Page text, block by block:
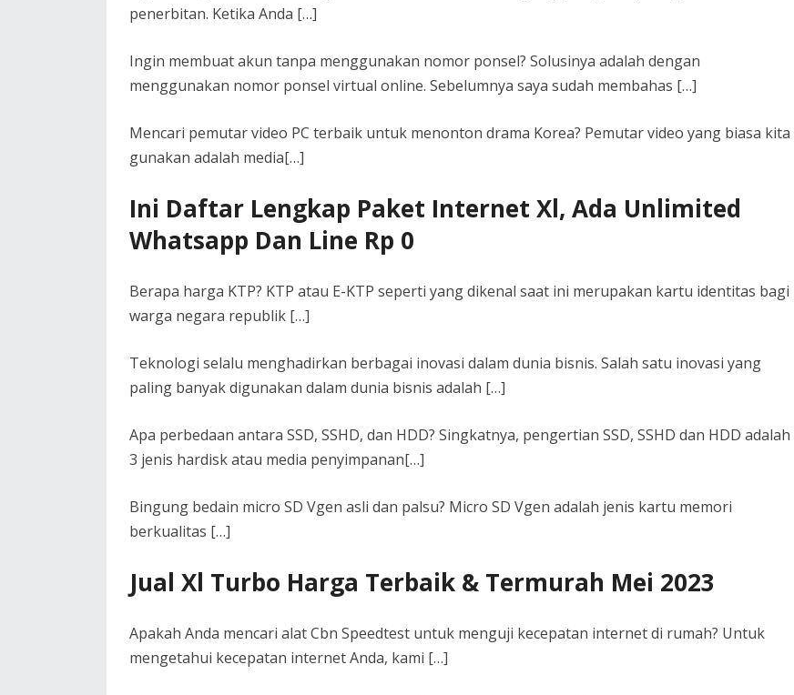
penerbitan. Ketika Anda […]
Ingin membuat akun tanpa menggunakan nomor ponsel? Solusinya adalah dengan
menggunakan nomor ponsel virtual online. Sebelumnya saya sudah membahas […]
Mencari pemutar video PC terbaik untuk menonton drama Korea? Pemutar video yang biasa kita
gunakan adalah media[…]
Ini Daftar Lengkap Paket Internet Xl, Ada Unlimited
Whatsapp Dan Line Rp 0
Berapa harga KTP? KTP atau E-KTP seperti yang dikenal saat ini merupakan kartu identitas bagi
warga negara republik […]
Teknologi selalu menghadirkan berbagai inovasi dalam dunia bisnis. Salah satu inovasi yang
paling banyak digunakan dalam dunia bisnis adalah […]
Apa perbedaan antara SSD, SSHD, dan HDD? Singkatnya, pengertian SSD, SSHD dan HDD adalah
3 jenis hardisk atau media penyimpanan[…]
Bingung bedain micro SD Vgen asli dan palsu? Micro SD Vgen adalah jenis kartu memori
berkualitas […]
Jual Xl Turbo Harga Terbaik & Termurah Mei 2023
Apakah Anda mencari alat Cbn Speedtest untuk menguji kecepatan internet di rumah? Untuk
mengetahui kecepatan internet Anda, kami […]